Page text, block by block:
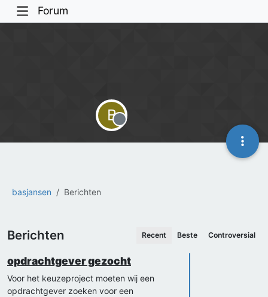
Forum
basjansen Berichten
B
Offline
Berichten Recent Beste Controversial
opdrachtgever gezocht
Voor het keuzeproject moeten wij een
opdrachtgever zoeken voor een